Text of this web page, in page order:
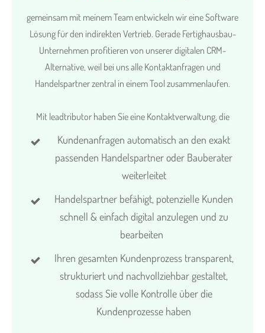
gemeinsam mit meinem Team entwickeln wir eine Software
Lösung für den indirekten Vertrieb. Gerade Fertighausbau-
Unternehmen profitieren von unserer digitalen CRM-
Alternative, weil bei uns alle Kontaktanfragen und
Handelspartner zentral in einem Tool zusammenlaufen.
Mit leadtributor haben Sie eine Kontaktverwaltung, die
Kundenanfragen automatisch an den exakt
passenden Handelspartner oder Bauberater
weiterleitet
Handelspartner befähigt, potenzielle Kunden
schnell & einfach digital anzulegen und zu
bearbeiten
Ihren gesamten Kundenprozess transparent,
strukturiert und nachvollziehbar gestaltet,
sodass Sie volle Kontrolle über die
Kundenprozesse haben